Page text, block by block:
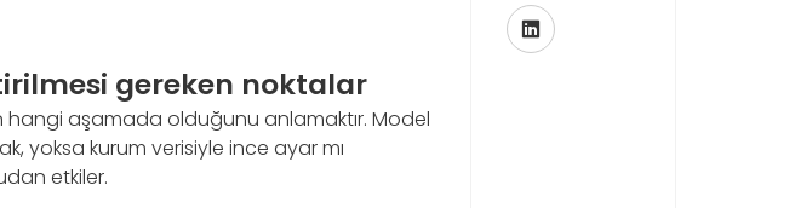
gereken noktalar
hangi aşamada olduğunu anlamaktır. Model
yoksa kurum verisiyle ince ayar mı
etkiler.